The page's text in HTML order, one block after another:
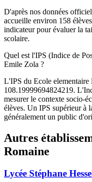
D'après nos données
accueille environ 158
indicateur pour évaluer la
scolaire.
Quel est l'IPS (Indice de
Emile Zola ?
L'IPS du Ecole elementaire
108.19999694824219.
mesurer le contexte socio-
élèves. Un IPS supérieur à
généralement un public
Autres
Romaine
Lycée Stéphane